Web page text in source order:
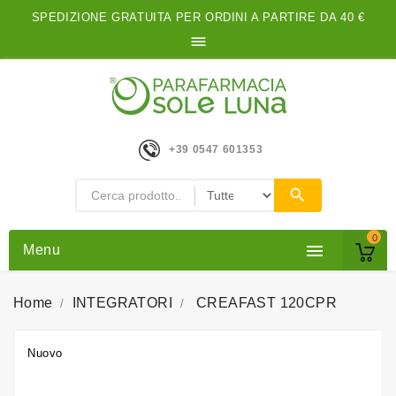
SPEDIZIONE GRATUITA PER ORDINI A PARTIRE DA 40 €

0
+39 0547 601353

Menu
Home INTEGRATORI CREAFAST 120CPR
Nuovo